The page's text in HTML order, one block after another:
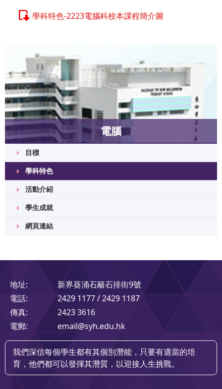
學科特色-2223電腦科校本課程簡介圖
電腦
目標
學科特色
活動介紹
學生成就
網頁連結
地址:
新界葵涌石籬石排街9號
電話:
2429 1177 / 2429 1187
傳真:
2423 3616
電郵:
email@syh.edu.hk
我們深信每個學生都有其個別潛能，只要有適當的培
育，他們都可以發揮其潛質，以迎接人生挑戰。